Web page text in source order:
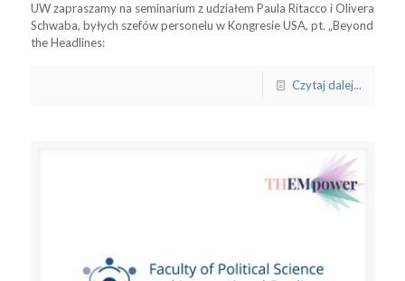
UW zapraszamy na seminarium z udziałem Paula Ritacco i Olivera
Schwaba, byłych szefów personelu w Kongresie USA, pt. „Beyond
the Headlines:
Czytaj dalej...